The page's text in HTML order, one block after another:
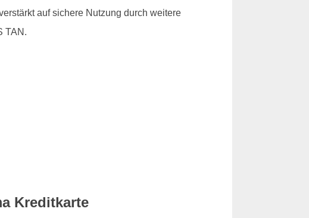
auf sichere Nutzung durch weitere
TAN.
Kreditkarte